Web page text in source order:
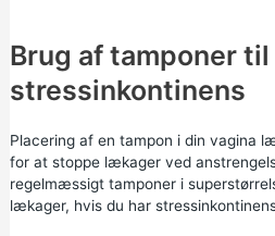
Brug af tamponer til
stressinkontinens
Placering af en tampon i din vagina
for at stoppe lækager ved
regelmæssigt tamponer i
lækager, hvis du har